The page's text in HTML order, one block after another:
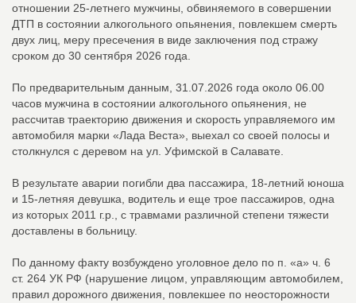
отношении 25-летнего мужчины, обвиняемого в совершении
ДТП в состоянии алкогольного опьянения, повлекшем смерть
двух лиц, меру пресечения в виде заключения под стражу
сроком до 30 сентября 2026 года.
По предварительным данным, 31.07.2026 года около 06.00
часов мужчина в состоянии алкогольного опьянения, не
рассчитав траекторию движения и скорость управляемого им
автомобиля марки «Лада Веста», выехал со своей полосы и
столкнулся с деревом на ул. Уфимской в Салавате.
В результате аварии погибли два пассажира, 18-летний юноша
и 15-летняя девушка, водитель и еще трое пассажиров, одна
из которых 2011 г.р., с травмами различной степени тяжести
доставлены в больницу.
По данному факту возбуждено уголовное дело по п. «а» ч. 6
ст. 264 УК РФ (нарушение лицом, управляющим автомобилем,
правил дорожного движения, повлекшее по неосторожности